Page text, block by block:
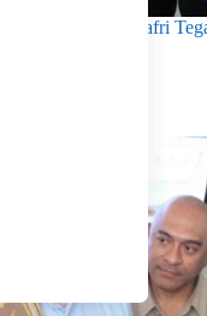
Untia, Munafri